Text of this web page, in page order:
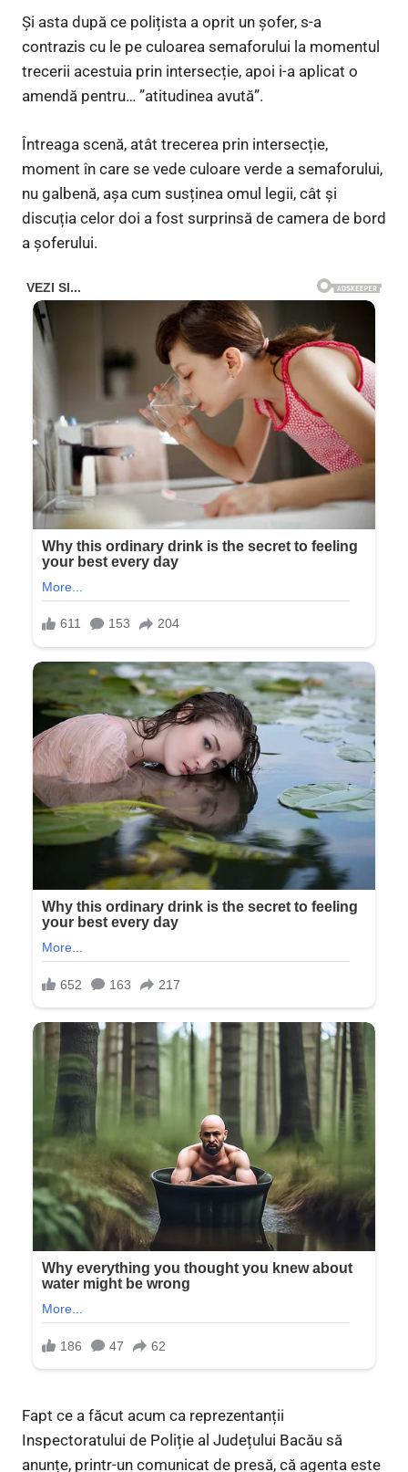
Și asta după ce polițista a oprit un șofer, s-a
contrazis cu le pe culoarea semaforului la momentul
trecerii acestuia prin intersecție, apoi i-a aplicat o
amendă pentru… ”atitudinea avută”.
Întreaga scenă, atât trecerea prin intersecție,
moment în care se vede culoare verde a semaforului,
nu galbenă, așa cum susținea omul legii, cât și
discuția celor doi a fost surprinsă de camera de bord
a șoferului.
Fapt ce a făcut acum ca reprezentanții
Inspectoratului de Poliție al Județului Bacău să
anunțe, printr-un comunicat de presă, că agenta este